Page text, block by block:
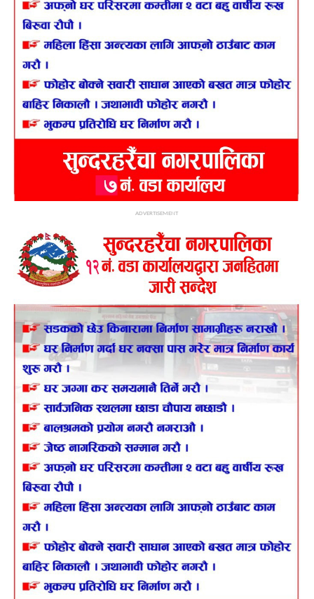
ADVERTISEMENT